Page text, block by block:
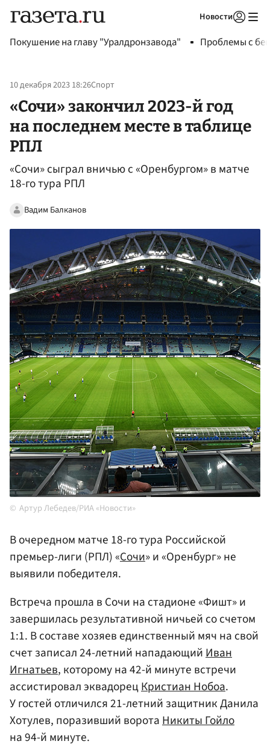
Новости
Покушение на главу "Уралдронзавода" Проблемы с
10 декабря 2023 18:26Спорт
«Сочи» закончил 2023-й год
на последнем месте в таблице
РПЛ
«Сочи» сыграл вничью с «Оренбургом» в матче
18-го тура РПЛ
Вадим Балканов
Артур Лебедев/РИА «Новости»
В очередном матче 18-го тура Российской
премьер-лиги (РПЛ) «Сочи» и «Оренбург» не
выявили победителя.
Встреча прошла в Сочи на стадионе «Фишт» и
завершилась результативной ничьей со счетом
1:1. В составе хозяев единственный мяч на свой
счет записал 24-летний нападающийИван
Игнатьев, которому на 42-й минуте встречи
ассистировал эквадорецКристиан Нобоа.
У гостей отличился 21-летний защитник Данила
Хотулев, поразивший воротаНикиты Гойло
на 94-й минуте.